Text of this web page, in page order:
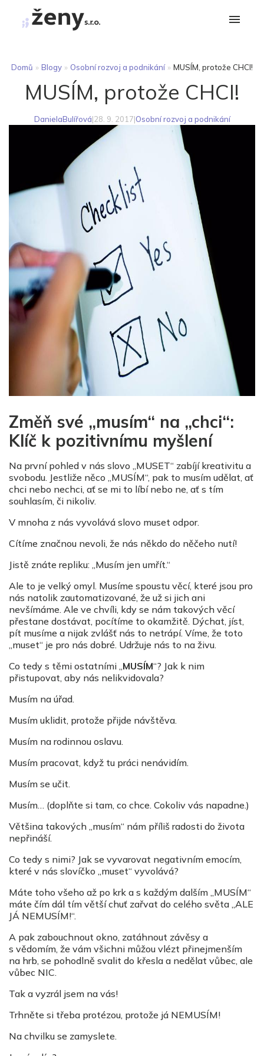
Domů » Blogy » Osobní rozvoj a podnikání » MUSÍM, protože CHCI!
MUSÍM, protože CHCI!
DanielaBulířová|28. 9. 2017|Osobní rozvoj a podnikání
Změň své „musím“ na „chci“:
Klíč k pozitivnímu myšlení
Na první pohled v nás slovo „MUSET“ zabíjí kreativitu a
svobodu. Jestliže něco „MUSÍM“, pak to musím udělat, ať
chci nebo nechci, ať se mi to líbí nebo ne, ať s tím
souhlasím, či nikoliv.
V mnoha z nás vyvolává slovo muset odpor.
Cítíme značnou nevoli, že nás někdo do něčeho nutí!
Jistě znáte repliku: „Musím jen umřít.“
Ale to je velký omyl. Musíme spoustu věcí, které jsou pro
nás natolik zautomatizované, že už si jich ani
nevšímáme. Ale ve chvíli, kdy se nám takových věcí
přestane dostávat, pocítíme to okamžitě. Dýchat, jíst,
pít musíme a nijak zvlášť nás to netrápí. Víme, že toto
„muset“ je pro nás dobré. Udržuje nás to na živu.
Co tedy s těmi ostatními „MUSÍM“? Jak k nim
přistupovat, aby nás nelikvidovala?
Musím na úřad.
Musím uklidit, protože přijde návštěva.
Musím na rodinnou oslavu.
Musím pracovat, když tu práci nenávidím.
Musím se učit.
Musím… (doplňte si tam, co chce. Cokoliv vás napadne.)
Většina takových „musím“ nám příliš radosti do života
nepřináší.
Co tedy s nimi? Jak se vyvarovat negativním emocím,
které v nás slovíčko „muset“ vyvolává?
Máte toho všeho až po krk a s každým dalším „MUSÍM“
máte čím dál tím větší chuť zařvat do celého světa „ALE
JÁ NEMUSÍM!“.
A pak zabouchnout okno, zatáhnout závěsy a
s vědomím, že vám všichni můžou vlézt přinejmenším
na hrb, se pohodlně svalit do křesla a nedělat vůbec, ale
vůbec NIC.
Tak a vyzrál jsem na vás!
Trhněte si třeba protézou, protože já NEMUSÍM!
Na chvilku se zamyslete.